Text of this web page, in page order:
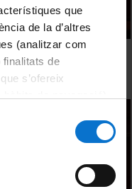
que
de la d’altres
(analitzar com
finalitats de
s’ofereix
lloc web de la
otherness and